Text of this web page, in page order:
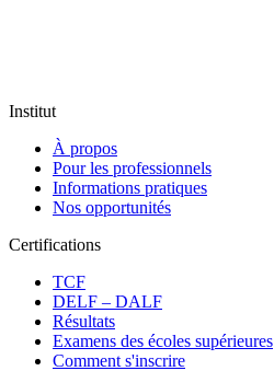
Institut
À propos
Pour les professionnels
Informations pratiques
Nos opportunités
Certifications
TCF
DELF – DALF
Résultats
Examens des écoles supérieures
Comment s'inscrire